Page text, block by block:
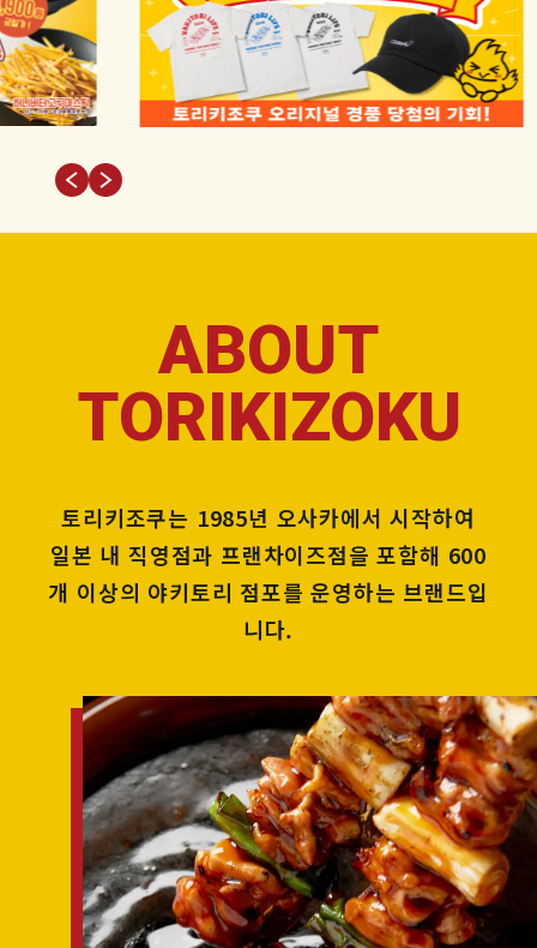
ABOUT
TORIKIZOKU
토리키조쿠는 1985년 오사카에서 시작하여
일본 내 직영점과 프랜차이즈점을 포함해 600
개 이상의 야키토리 점포를 운영하는 브랜드입
니다.